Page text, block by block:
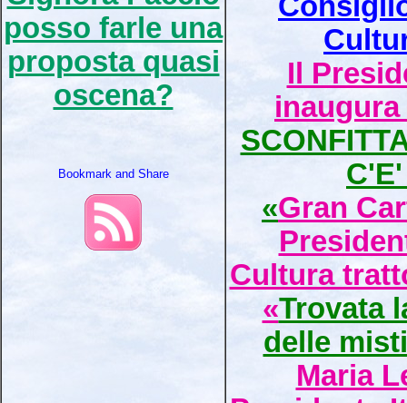
posso farle una
proposta quasi
oscena?
Il
«Gran
Cultura
«Trovata
delle
Maria